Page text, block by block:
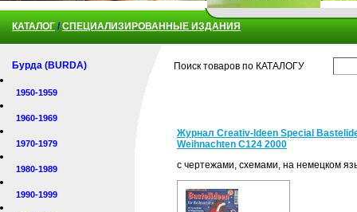
КАТАЛОГ /СПЕЦИАЛИЗИРОВАННЫЕ ИЗДАНИЯ
Бурда (BURDA)
1950-1959
1960-1969
1970-1979
1980-1989
1990-1999
Поиск товаров по КАТАЛОГУ
Журнал Creativ-Ideen Special
Weihnachten C124 2000
с чертежами, схемами, на немецком